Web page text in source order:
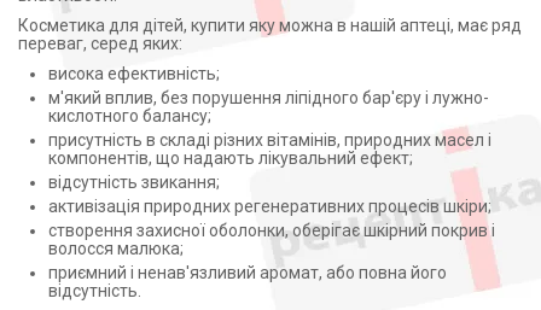
Косметика для дітей, купити яку можна в нашій аптеці, має ряд
переваг, серед яких:
висока ефективність;
м'який вплив, без порушення ліпідного бар'єру і лужно-
кислотного балансу;
присутність в складі різних вітамінів, природних масел і
компонентів, що надають лікувальний ефект;
відсутність звикання;
активізація природних регенеративних процесів шкіри;
створення захисної оболонки, оберігає шкірний покрив і
волосся малюка;
приємний і ненав'язливий аромат, або повна його
відсутність.